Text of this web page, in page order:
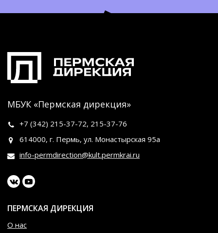
МБУК «Пермская дирекция»
+7 (342) 215-37-72, 215-37-76
614000, г. Пермь, ул. Монастырская 95а
info-permdirection@kult.permkrai.ru
ПЕРМСКАЯ ДИРЕКЦИЯ
О нас